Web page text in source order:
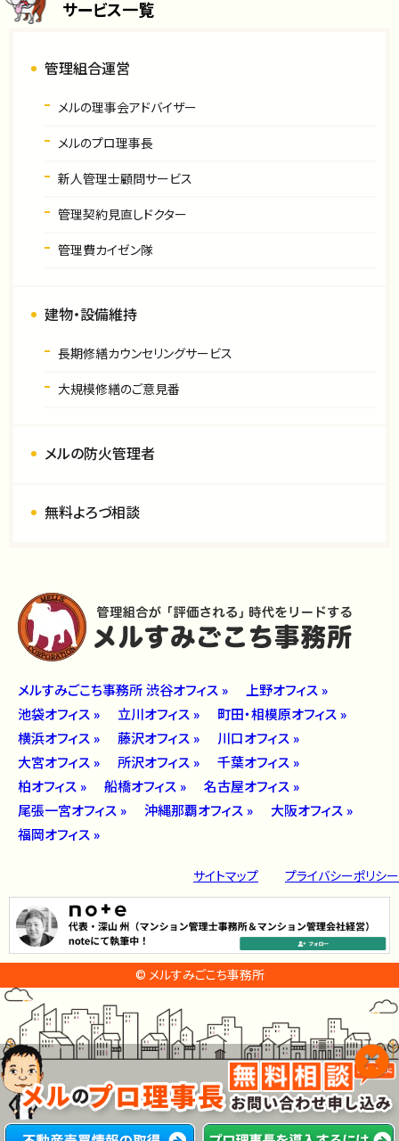
サービス一覧
管理組合運営
メルの理事会アドバイザー
メルのプロ理事長
新人管理士顧問サービス
管理契約見直しドクター
管理費カイゼン隊
建物・設備維持
長期修繕カウンセリングサービス
大規模修繕のご意見番
メルの防火管理者
無料よろづ相談
メルすみごこち事務所 渋谷オフィス »
上野オフィス »
池袋オフィス »
立川オフィス »
町田・相模原オフィス »
横浜オフィス »
藤沢オフィス »
川口オフィス »
大宮オフィス »
所沢オフィス »
千葉オフィス »
柏オフィス »
船橋オフィス »
名古屋オフィス »
尾張一宮オフィス »
沖縄那覇オフィス »
大阪オフィス »
福岡オフィス »
サイトマップ プライバシーポリシー
© メルすみごこち事務所